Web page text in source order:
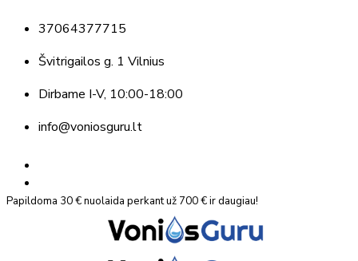
37064377715
Švitrigailos g. 1 Vilnius
Dirbame I-V, 10:00-18:00
info@voniosguru.lt
Papildoma 30 € nuolaida perkant už 700 € ir daugiau!